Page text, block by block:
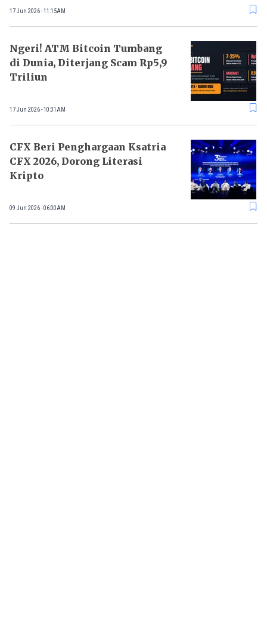
17 Jun 2026 - 11:15AM
Ngeri! ATM Bitcoin Tumbang
di Dunia, Diterjang Scam Rp5,9
Triliun
17 Jun 2026 - 10:31AM
CFX Beri Penghargaan Ksatria
CFX 2026, Dorong Literasi
Kripto
09 Jun 2026 - 06:00AM